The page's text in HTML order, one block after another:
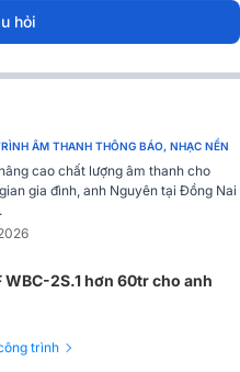
được thiết kế là loa treo tường
giữa loa trầm có kích thước
tạo ra âm thanh chi tiết và
âm nhạc.
hỏi
ÂM THANH THÔNG BÁO, NHẠC NỀN
cao chất lượng âm thanh cho
gia đình, anh Nguyên tại Đồng Nai
WBC-2S.1 hơn 60tr cho anh
trình